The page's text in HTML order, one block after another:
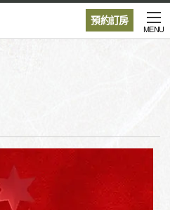
預約訂房
MENU